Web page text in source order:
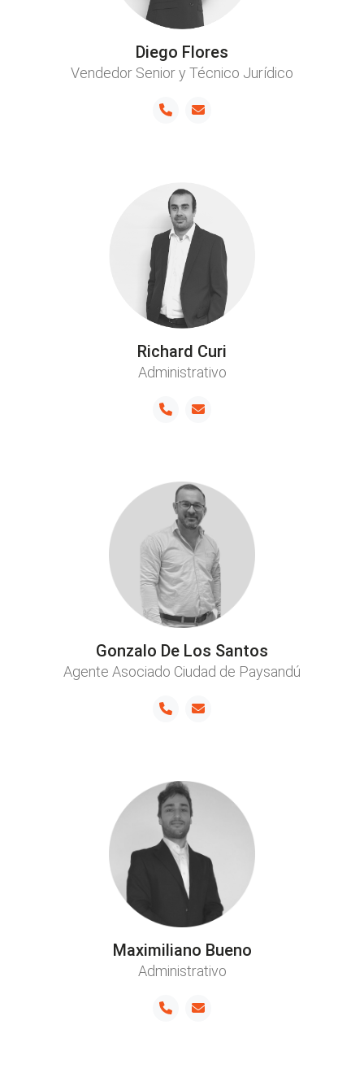
Diego Flores
Vendedor Senior y Técnico Jurídico
Richard Curi
Administrativo
Gonzalo De Los Santos
Agente Asociado Ciudad de Paysandú
Maximiliano Bueno
Administrativo